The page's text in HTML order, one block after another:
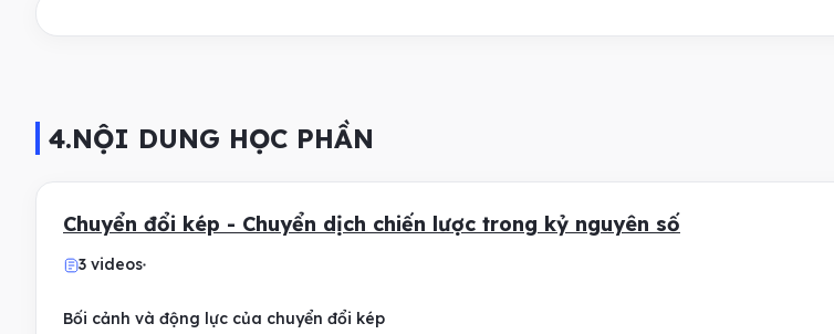
4.NỘI DUNG HỌC PHẦN
Chuyển đổi kép - Chuyển dịch chiến lược trong kỷ nguyên số
3 videos
Bối cảnh và động lực của chuyển đổi kép